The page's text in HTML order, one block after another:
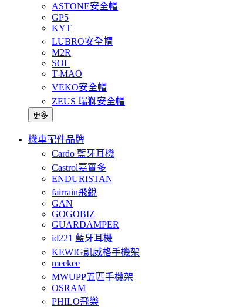
ASTONE安全帽
GP5
KYT
LUBRO安全帽
M2R
SOL
T-MAO
VEKO安全帽
ZEUS 瑞獅安全帽
更多
機車配件品牌
Cardo 藍牙耳機
Castrol嘉實多
ENDURISTAN
fairrain飛銳
GAN
GOGOBIZ
GUARDAMPER
id221 藍牙耳機
KEWIG凱威格手機架
meekee
MWUPP五匹手機架
OSRAM
PHILO飛樂